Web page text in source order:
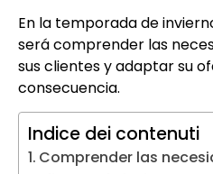
En la temporada de
será comprender las
sus clientes y adaptar su
consecuencia.
Indice dei contenuti
Comprender las